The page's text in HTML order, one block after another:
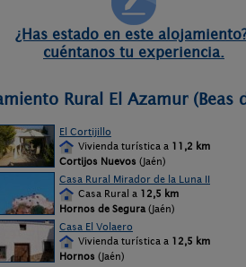
¿Has estado en este
cuéntanos tu experiencia.
Rural El Azamur (Beas
El Cortijillo
Vivienda turística a 11,2 km
Cortijos Nuevos (Jaén)
Casa Rural Mirador de la Luna II
Casa Rural a 12,5 km
Hornos de Segura (Jaén)
Casa El Volaero
Vivienda turística a 12,5 km
Hornos (Jaén)